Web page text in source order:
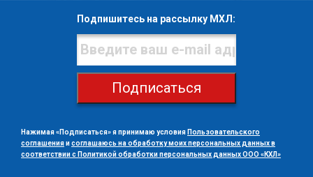
Подпишитесь на рассылку МХЛ:
Подписаться
Нажимая «Подписаться» я принимаю условия Пользовательского
соглашенияисоглашаюсь на обработку моих персональных данных в
соответствии с Политикой обработки персональных данных ООО «КХЛ»